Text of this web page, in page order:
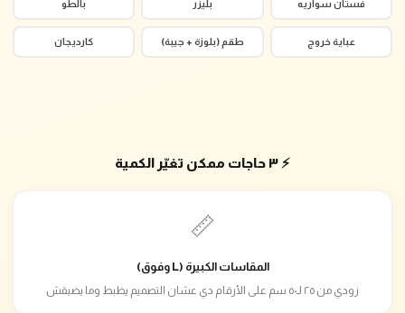
فستان سواريه بليزر بالطو
عباية خروج طقم (بلوزة + جيبة) كارديجان
⚡ ٣ حاجات ممكن تغيّر الكمية
📏
المقاسات الكبيرة (L وفوق)
زودي من ٢٥ لـ٥٠ سم على الأرقام دي عشان التصميم يظبط وما يضيقش